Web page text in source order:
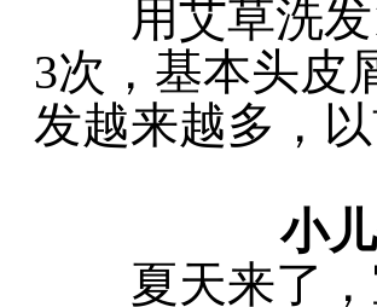
用艾草洗发1
3次，基本头皮
发越来越多，
小儿
夏天来了，